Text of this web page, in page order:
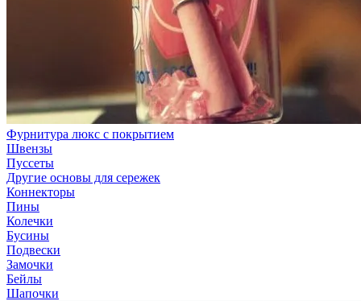
Фурнитура люкс с покрытием
Швензы
Пуссеты
Другие основы для сережек
Коннекторы
Пины
Колечки
Бусины
Подвески
Замочки
Бейлы
Шапочки